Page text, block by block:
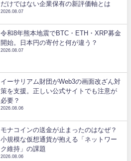
だけではない企業保有の新評価軸とは
2026.08.07
令和8年熊本地震でBTC・ETH・XRP募金
開始。日本円の寄付と何が違う？
2026.08.07
イーサリアム財団がWeb3の画面改ざん対
策を支援。正しい公式サイトでも注意が
必要？
2026.08.06
モナコインの送金が止まったのはなぜ？
小規模な仮想通貨が抱える「ネットワー
ク維持」の課題
2026.08.06